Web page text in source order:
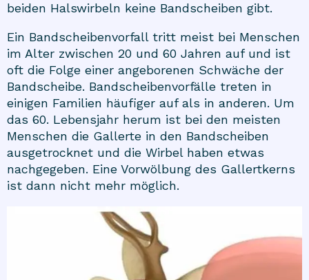
beiden Halswirbeln keine Bandscheiben gibt.
Ein Bandscheibenvorfall tritt meist bei Menschen
im Alter zwischen 20 und 60 Jahren auf und ist
oft die Folge einer angeborenen Schwäche der
Bandscheibe. Bandscheibenvorfälle treten in
einigen Familien häufiger auf als in anderen. Um
das 60. Lebensjahr herum ist bei den meisten
Menschen die Gallerte in den Bandscheiben
ausgetrocknet und die Wirbel haben etwas
nachgegeben. Eine Vorwölbung des Gallertkerns
ist dann nicht mehr möglich.